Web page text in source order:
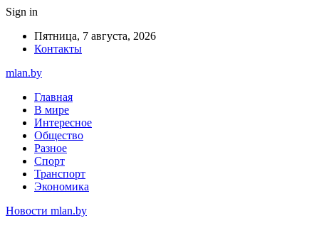
Sign in
Пятница, 7 августа, 2026
Контакты
mlan.by
Главная
В мире
Интересное
Общество
Разное
Спорт
Транспорт
Экономика
Новости mlan.by